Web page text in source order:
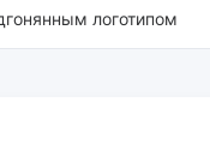
логотипом